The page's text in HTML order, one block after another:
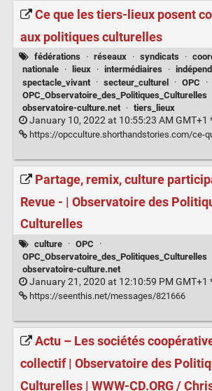
Ce que les tiers-lieux posent
aux politiques culturelles
fédérations · réseaux · syndicats ·
nationale
· lieux · intermédiaires ·
spectacle_vivant
· secteur_culturel · OPC
·
OPC_Observatoire_des_Politiques_Culturelles
observatoire-culture.net
· tiers_lieux
January 10, 2022 at 10:55:23 AM GMT+1
https://opcculture.shorthandstories.com/ce-que-les-tiers-lieux-posent-comme-defis-aux-politiques-
Partage, remix, culture
Revue - | Observatoire des
Culturelles
culture · OPC
·
OPC_Observatoire_des_Politiques_Culturelles
observatoire-culture.net
January 21, 2020 at 12:10:59 PM GMT+1
https://seenthis.net/messages/821666
Actu – Les sociétés
collectif | Observatoire des
Culturelles | WWW-CD.ORG /